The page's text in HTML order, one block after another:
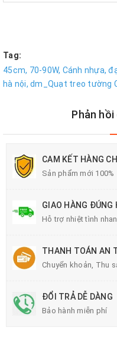
Tag:
45cm, 70-90W, Cánh nhựa,
hà nội, dm_Quạt treo tường
Phản
CAM KẾT HÀNG
Sản phẩm mới 100%
GIAO HÀNG ĐÚNG
Hỗ trợ nhiệt tình
THANH TOÁN AN
Chuyển khoản, Thu
ĐỔI TRẢ DỄ DÀNG
Bảo hành miễn phí